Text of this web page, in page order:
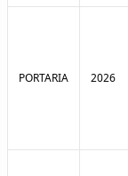
PORTARIA 2026